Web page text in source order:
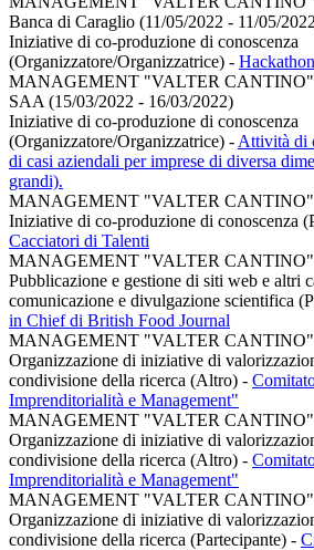
Banca di Caraglio (11/05/2022 - 11/05/
Iniziative di co-produzione di conoscenza
(Organizzatore/Organizzatrice) -
MANAGEMENT "VALTER CANTINO"
SAA (15/03/2022 - 16/03/2022)
Iniziative di co-produzione di conoscenza
(Organizzatore/Organizzatrice) - Attività di
di casi aziendali per imprese di diversa
grandi).
MANAGEMENT "VALTER CANTINO"
Iniziative di co-produzione di conoscenza
Cacciatori di Talenti
MANAGEMENT "VALTER CANTINO"
Pubblicazione e gestione di siti web e altri
comunicazione e divulgazione scientifica
in Chief di British Food Journal
MANAGEMENT "VALTER CANTINO"
Organizzazione di iniziative di
condivisione della ricerca (Altro) -
Imprenditorialità e Management"
MANAGEMENT "VALTER CANTINO"
Organizzazione di iniziative di
condivisione della ricerca (Altro) -
Imprenditorialità e Management"
MANAGEMENT "VALTER CANTINO"
Organizzazione di iniziative di
condivisione della ricerca (Partecipante) -